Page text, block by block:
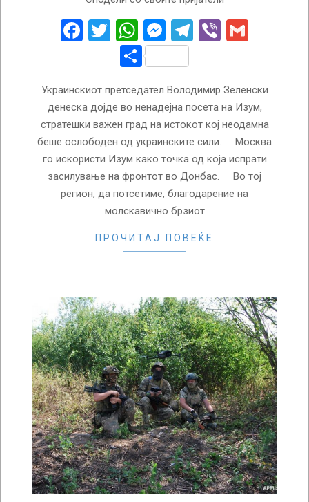
Facebook
Twitter
WhatsApp
Messenger
Telegram
Viber
Share
Украинскиот претседател Володимир Зеленски
денеска дојде во ненадејна посета на Изум,
стратешки важен град на истокот кој неодамна
беше ослободен од украинските сили. Москва
го искористи Изум како точка од која испрати
засилување на фронтот во Донбас. Во тој
регион, да потсетиме, благодарение на
молскавично брзиот
ПРОЧИТАЈ ПОВЕЌЕ